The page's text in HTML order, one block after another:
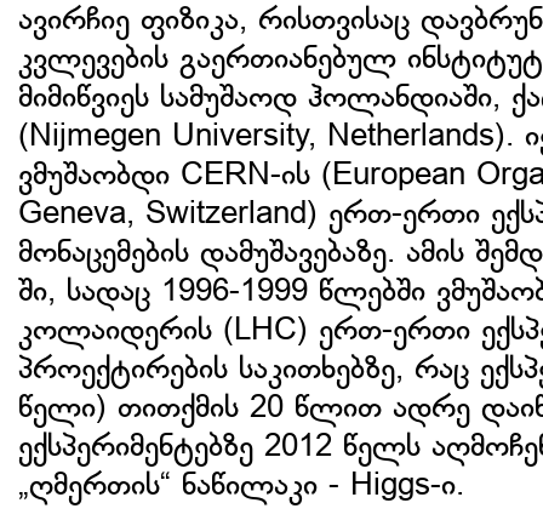
ავირჩიე ფიზიკა, რისთვისაც
კვლევების გაერთიანებულ
მიმიწვიეს სამუშაოდ ჰოლანდიაში,
(Nijmegen University, Netherlands).
ვმუშაობდი CERN-ის (European
Geneva, Switzerland) ერთ-ერთი
მონაცემების დამუშავებაზე. ამის
ში, სადაც 1996-1999 წლებში
კოლაიდერის (LHC) ერთ-ერთი
პროექტირების საკითხებზე, რაც
წელი) თითქმის 20 წლით ადრე
ექსპერიმენტებზე 2012 წელს
„ღმერთის“ ნაწილაკი - Higgs-ი.